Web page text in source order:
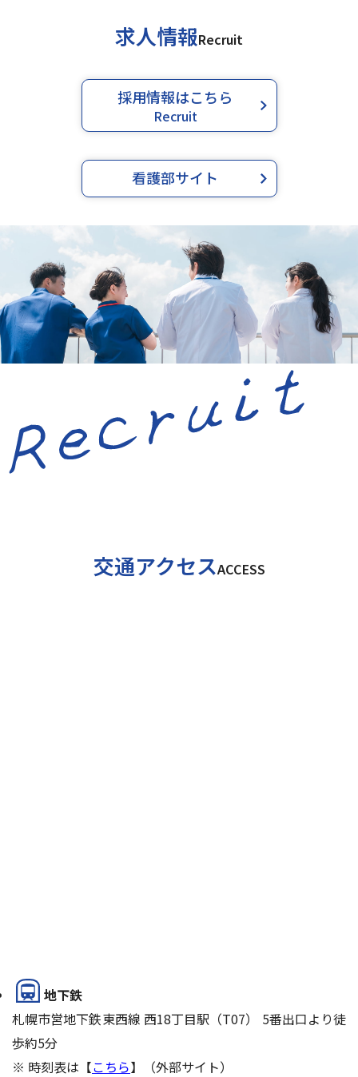
求人情報Recruit
採用情報はこちら
Recruit
看護部サイト
交通アクセスACCESS
地下鉄
札幌市営地下鉄東西線 西18丁目駅（T07） 5番出口より徒
歩約5分
※ 時刻表は【こちら】（外部サイト）